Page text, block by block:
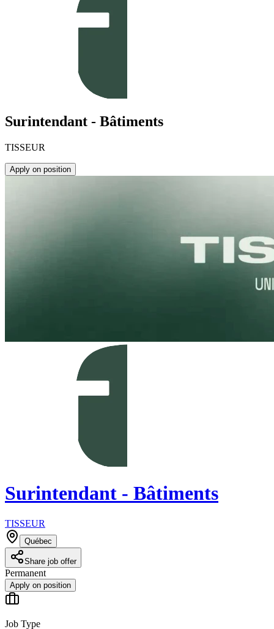
Surintendant - Bâtiments
TISSEUR
Apply on position
Surintendant - Bâtiments
TISSEUR
Québec
Share job offer
Permanent
Apply on position
Job Type